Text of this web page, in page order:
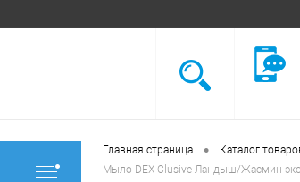
Главная страница • Каталог
Мыло DEX Clusive Ландыш/Жасмин